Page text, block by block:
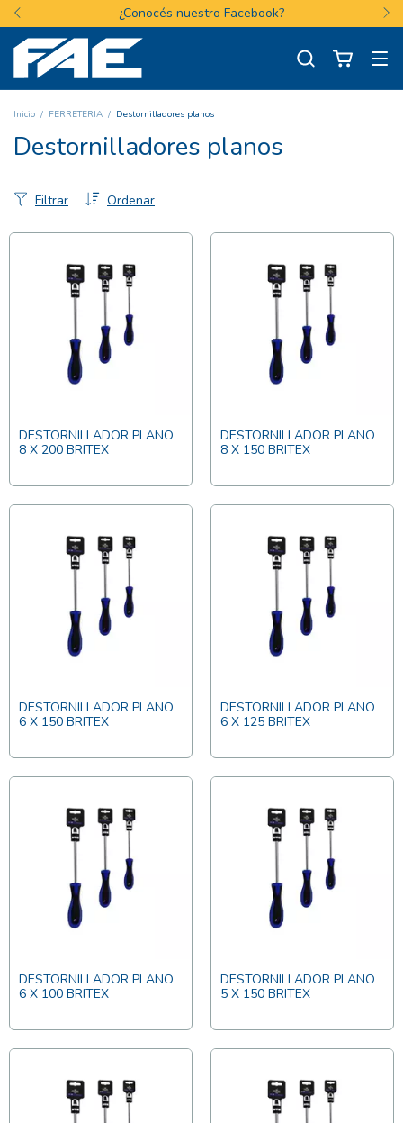
¿Conocés nuestro Facebook?
Inicio / FERRETERIA / Destornilladores planos
Destornilladores planos
Ordenar
Filtrar
DESTORNILLADOR PLANO
8 X 200 BRITEX
DESTORNILLADOR PLANO
8 X 150 BRITEX
DESTORNILLADOR PLANO
6 X 150 BRITEX
DESTORNILLADOR PLANO
6 X 125 BRITEX
DESTORNILLADOR PLANO
6 X 100 BRITEX
DESTORNILLADOR PLANO
5 X 150 BRITEX